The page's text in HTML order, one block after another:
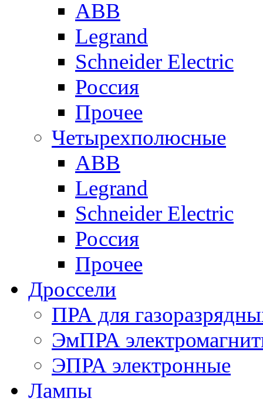
ABB
Legrand
Schneider Electric
Россия
Прочее
Четырехполюсные
ABB
Legrand
Schneider Electric
Россия
Прочее
Дроссели
ПРА для
ЭмПРА
ЭПРА электронные
Лампы